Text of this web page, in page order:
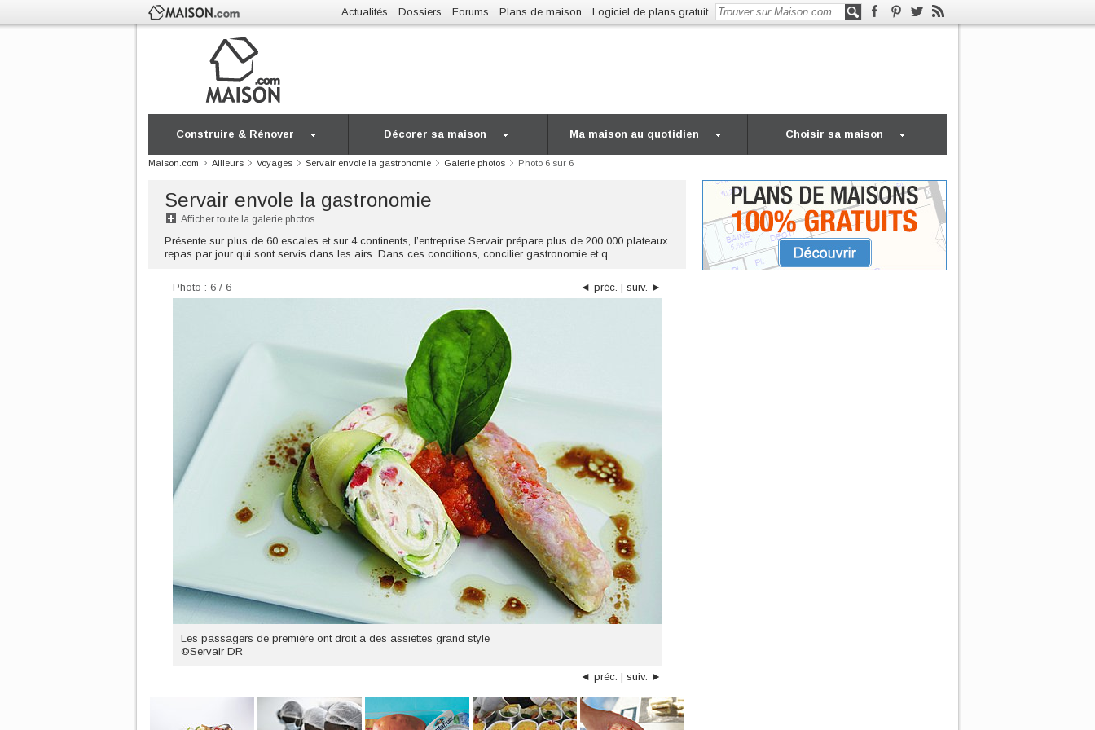
Actualités Dossiers Forums Plans de maison Logiciel de plans gratuit
Construire & Rénover Décorer sa maison Ma maison au quotidien Choisir sa maison
Maison.com Ailleurs Voyages Servair envole la gastronomie Galerie photos Photo 6 sur 6
Servair envole la gastronomie
Afficher toute la galerie photos
Présente sur plus de 60 escales et sur 4 continents, l’entreprise Servair prépare plus de 200 000 plateaux
repas par jour qui sont servis dans les airs. Dans ces conditions, concilier gastronomie et q
◄ préc. | suiv. ►
Photo : 6 / 6
Les passagers de première ont droit à des assiettes grand style
©Servair DR
◄ préc. | suiv. ►